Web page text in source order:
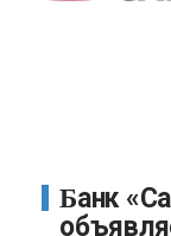
Банк «Санкт-Петербург»